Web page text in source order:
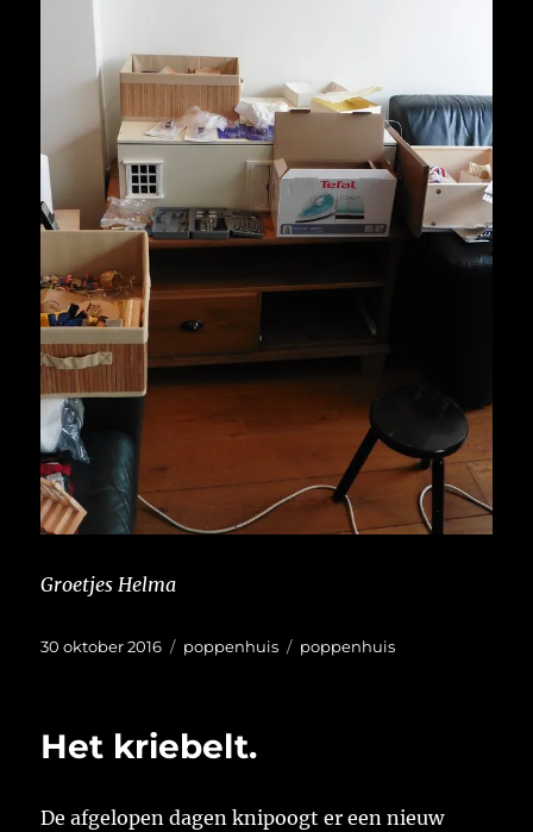
Groetjes Helma
Geplaatst
30 oktober 2016 Categorieën
poppenhuis Tags
poppenhuis
Het kriebelt.
De afgelopen dagen knipoogt er een nieuw